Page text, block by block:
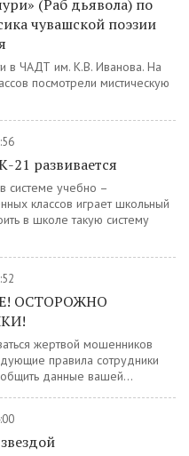
(Раб дьявола) по
чувашской поэзии
в ЧАДТ им. К.В. Иванова. На
посмотрели мистическую
21 развивается
системе учебно –
классов играет школьный
в школе такую систему
ОСТОРОЖНО
жертвой мошенников
правила сотрудники
данные вашей...